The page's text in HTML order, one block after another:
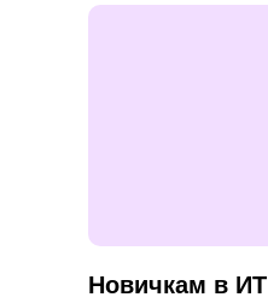
Новичкам в ИТ
деятельности.